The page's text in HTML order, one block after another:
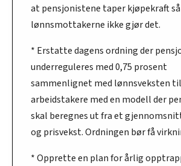
at pensjonistene taper kjøpekraft
lønnsmottakerne ikke gjør det.
* Erstatte dagens ordning der
underreguleres med 0,75 prosent
sammenlignet med lønnsveksten til
arbeidstakere med en modell der
skal beregnes ut fra et
og prisvekst. Ordningen bør få
* Opprette en plan for årlig